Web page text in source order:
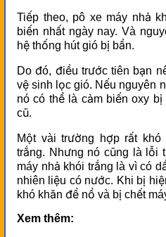
Tiếp theo, pô xe máy nhả
biến nhất ngày nay. Và
hệ thống hút gió bị bẩn.
Do đó, điều trước tiên bạn
vệ sinh lọc gió. Nếu nguyên
nó có thể là cảm biến oxy
cũ.
Một vài trường hợp rất
trắng. Nhưng nó cũng là lỗi
máy nhả khói trắng là vì có
nhiên liệu có nước. Khi bị
khó khăn để nổ và bị chết
Xem thêm: